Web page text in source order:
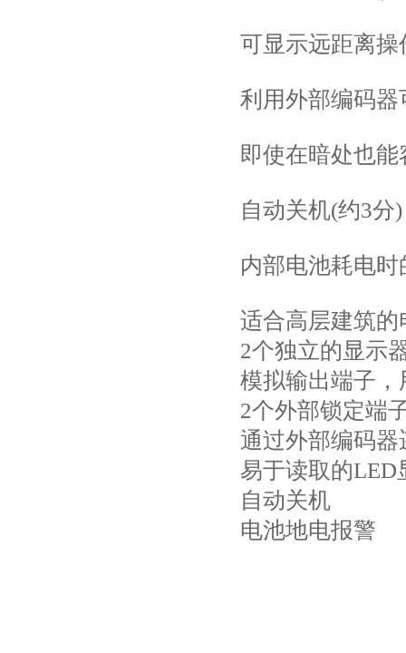
可显示远距离
利用外部编码器
即使在暗处也
自动关机(约3分)
内部电池耗电
适合高层建筑
2个独立的显示
模拟输出端子
2个外部锁定端
通过外部编码器
易于读取的LED
自动关机
电池地电报警